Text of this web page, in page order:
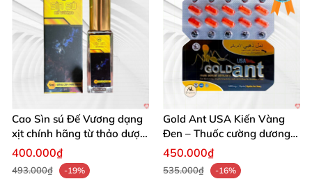
Cao Sìn sú Đế Vương dạng
xịt chính hãng từ thảo dược
Ê Đê Việt Nam
400.000₫
493.000₫
-19%
Gold Ant USA Kiến Vàng
Đen – Thuốc cường dương
tăng sinh lý nam mạnh
450.000₫
535.000₫
-16%